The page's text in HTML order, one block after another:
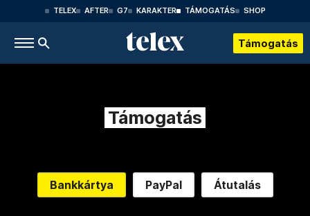
TELEX AFTER G7 KARAKTER TÁMOGATÁS SHOP
Támogatás
Támogatás
Bankkártya PayPal Átutalás